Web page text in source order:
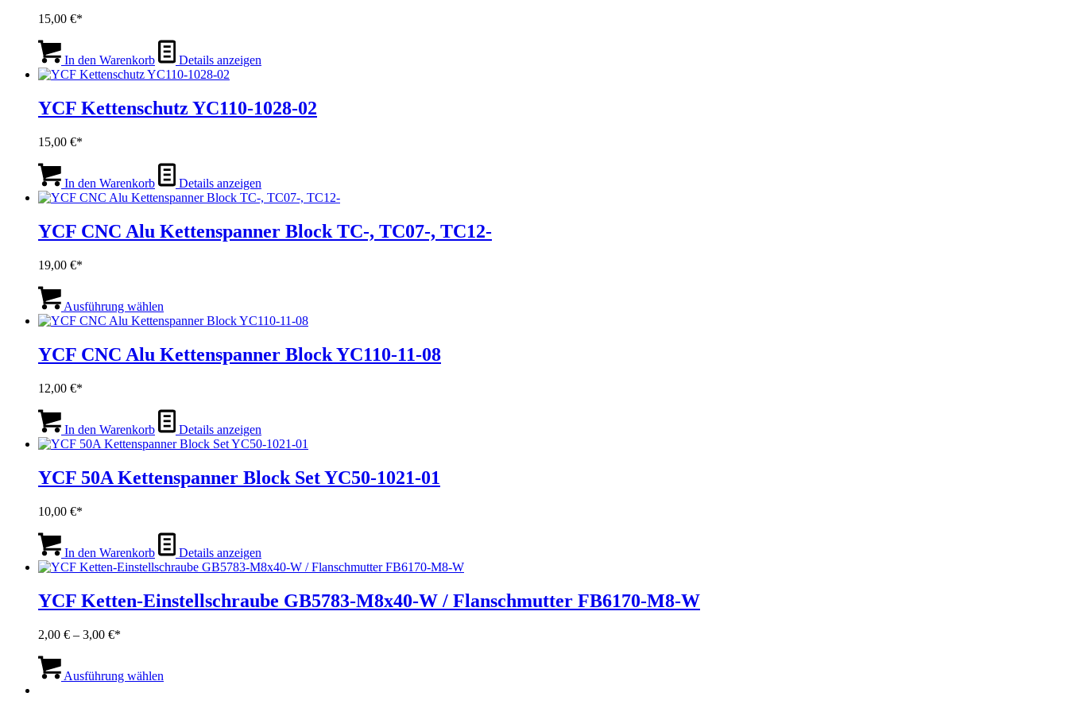
15,00 €
In den Warenkorb Details anzeigen
YCF Kettenschutz YC110-1028-02
15,00 €
In den Warenkorb Details anzeigen
YCF CNC Alu Kettenspanner Block TC-, TC07-, TC12-
19,00 €
Ausführung wählen
weist
Varianten
auf.
auf
der
Produktseite
werden
YCF CNC Alu Kettenspanner Block YC110-11-08
12,00 €
In den Warenkorb Details anzeigen
YCF 50A Kettenspanner Block Set YC50-1021-01
10,00 €
In den Warenkorb Details anzeigen
YCF Ketten-Einstellschraube GB5783-M8x40-W / Flanschmutter FB6170-M8-W
2,00 € – 3,00 €Preisspanne:
3,00 €
Ausführung wählen